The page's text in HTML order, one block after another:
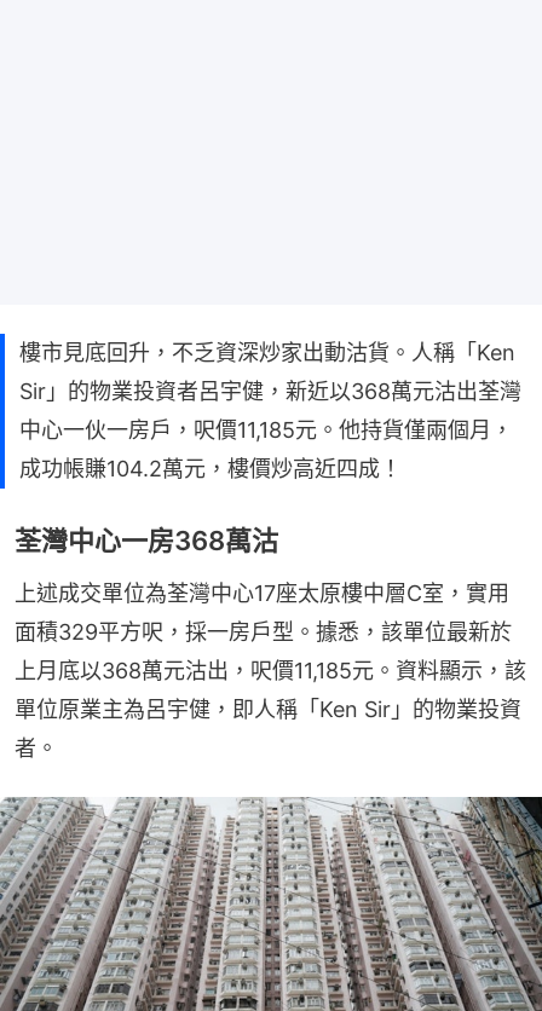
樓市見底回升，不乏資深炒家出動沽貨。人稱「Ken
Sir」的物業投資者呂宇健，新近以368萬元沽出荃灣
中心一伙一房戶，呎價11,185元。他持貨僅兩個月，
成功帳賺104.2萬元，樓價炒高近四成！
荃灣中心一房368萬沽
上述成交單位為荃灣中心17座太原樓中層C室，實用
面積329平方呎，採一房戶型。據悉，該單位最新於
上月底以368萬元沽出，呎價11,185元。資料顯示，該
單位原業主為呂宇健，即人稱「Ken Sir」的物業投資
者。